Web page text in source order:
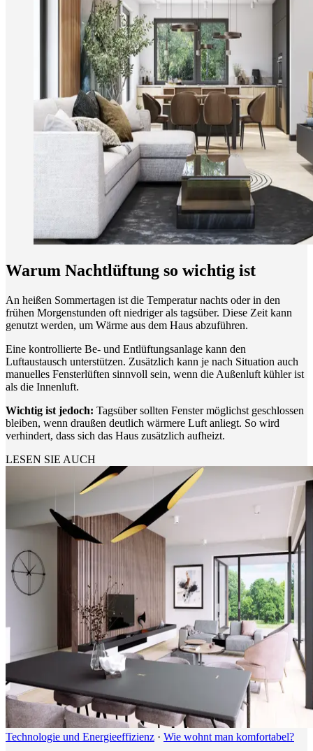
Warum Nachtlüftung so wichtig ist
An heißen Sommertagen ist die Temperatur nachts oder in den
frühen Morgenstunden oft niedriger als tagsüber. Diese Zeit kann
genutzt werden, um Wärme aus dem Haus abzuführen.
Eine kontrollierte Be- und Entlüftungsanlage kann den
Luftaustausch unterstützen. Zusätzlich kann je nach Situation auch
manuelles Fensterlüften sinnvoll sein, wenn die Außenluft kühler ist
als die Innenluft.
Wichtig ist jedoch: Tagsüber sollten Fenster möglichst geschlossen
bleiben, wenn draußen deutlich wärmere Luft anliegt. So wird
verhindert, dass sich das Haus zusätzlich aufheizt.
LESEN SIE AUCH
Technologie und Energieeffizienz · Wie wohnt man komfortabel?